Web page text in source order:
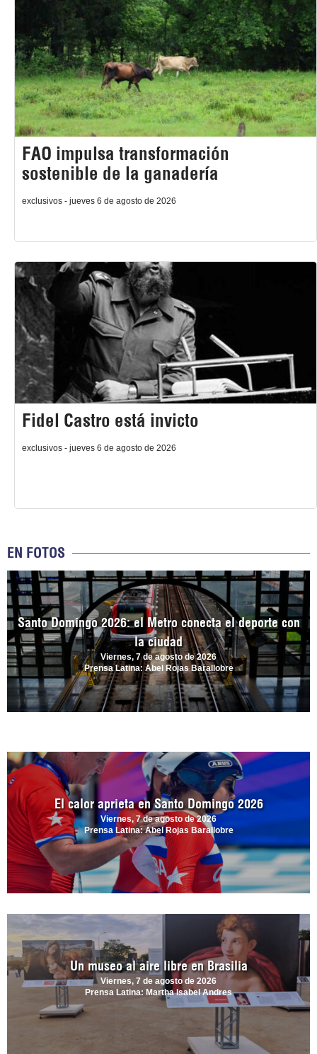
FAO impulsa transformación
sostenible de la ganadería
exclusivos - jueves 6 de agosto de 2026
Fidel Castro está invicto
exclusivos - jueves 6 de agosto de 2026
EN FOTOS
Santo Domingo 2026: el Metro conecta el deporte con
la ciudad
Viernes, 7 de agosto de 2026
Prensa Latina: Abel Rojas Barallobre
El calor aprieta en Santo Domingo 2026
Viernes, 7 de agosto de 2026
Prensa Latina: Abel Rojas Barallobre
Un museo al aire libre en Brasilia
Viernes, 7 de agosto de 2026
Prensa Latina: Martha Isabel Andres